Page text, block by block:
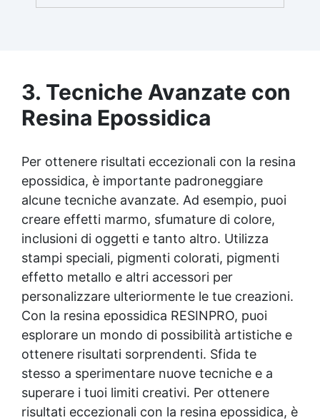
3. Tecniche Avanzate con
Resina Epossidica
Per ottenere risultati eccezionali con la resina
epossidica, è importante padroneggiare
alcune tecniche avanzate. Ad esempio, puoi
creare effetti marmo, sfumature di colore,
inclusioni di oggetti e tanto altro. Utilizza
stampi speciali, pigmenti colorati, pigmenti
effetto metallo e altri accessori per
personalizzare ulteriormente le tue creazioni.
Con la resina epossidica RESINPRO, puoi
esplorare un mondo di possibilità artistiche e
ottenere risultati sorprendenti. Sfida te
stesso a sperimentare nuove tecniche e a
superare i tuoi limiti creativi. Per ottenere
risultati eccezionali con la resina epossidica, è